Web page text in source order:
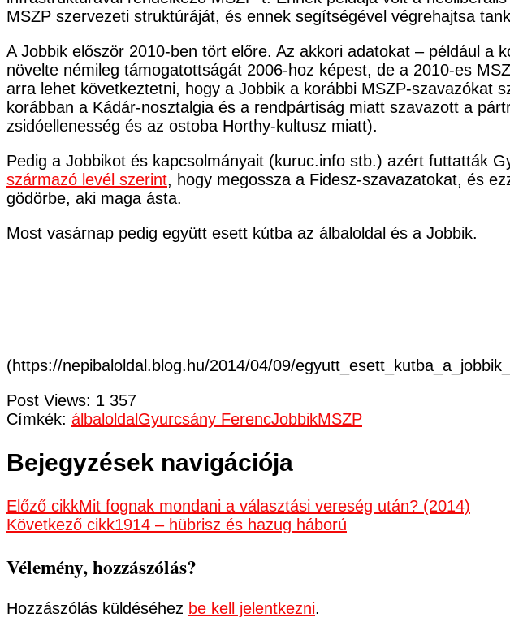
MSZP szervezeti struktúráját, és ennek segítségével végrehajtsa
A Jobbik először 2010-ben tört előre. Az akkori adatokat – például a
növelte némileg támogatottságát 2006-hoz képest, de a 2010-es
arra lehet következtetni, hogy a Jobbik a korábbi MSZP-szavazókat
korábban a Kádár-nosztalgia és a rendpártiság miatt szavazott a
zsidóellenesség és az ostoba Horthy-kultusz miatt).
Pedig a Jobbikot és kapcsolmányait (kuruc.info stb.) azért futtatták
származó levél szerint, hogy megossza a Fidesz-szavazatokat, és
gödörbe, aki maga ásta.
Most vasárnap pedig együtt esett kútba az álbaloldal és a Jobbik.
(https://nepibaloldal.blog.hu/2014/04/09/
Post Views: 1 357
Címkék: álbaloldal Gyurcsány FerencJobbikMSZP
Bejegyzések navigációja
Előző cikkMit fognak mondani a választási vereség után? (2014)
Következő cikk1914 – hübrisz és hazug háború
Vélemény, hozzászólás?
Hozzászólás küldéséhez be kell jelentkezni.